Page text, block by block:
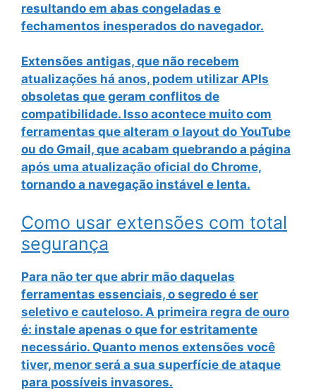
resultando em abas congeladas e
fechamentos inesperados do navegador.
Extensões antigas, que não recebem
atualizações há anos, podem utilizar APIs
obsoletas que geram conflitos de
compatibilidade. Isso acontece muito com
ferramentas que alteram o layout do YouTube
ou do Gmail, que acabam quebrando a página
após uma atualização oficial do Chrome,
tornando a navegação instável e lenta.
Como usar extensões com total
segurança
Para não ter que abrir mão daquelas
ferramentas essenciais, o segredo é ser
seletivo e cauteloso. A primeira regra de ouro
é: instale apenas o que for estritamente
necessário. Quanto menos extensões você
tiver, menor será a sua superfície de ataque
para possíveis invasores.